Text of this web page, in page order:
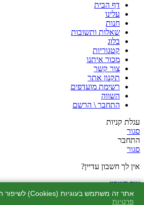
דף הבית
עלינו
חנות
שאלות ותשובות
בלוג
קטגוריות
מכור איתנו
צור קשר
תקנון אתר
רשימת מועדפים
השווה
התחבר \ הרשם
עגלת קניות
סגור
התחבר
סגור
אין לך חשבון עדיין?
צור חשבון
אתר זה משתמש בעוגיות (Cookies) לשיפור חוויית הקנייה.
פרטיות
חנות
מוצרים שאהבתי